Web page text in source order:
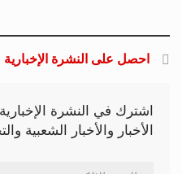
احصل على النشرة الإخبارية
اشترك في النشرة
الأخبار والأخبار الشعبية